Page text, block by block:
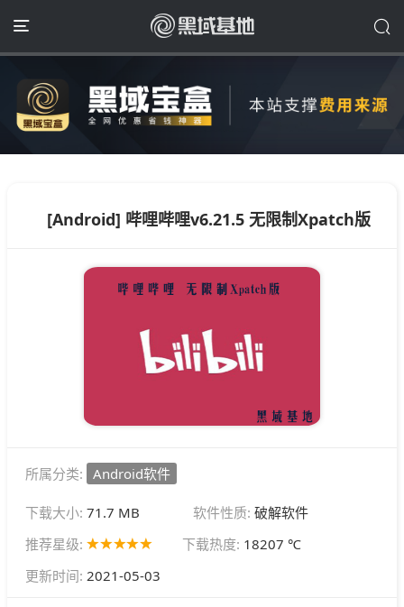
[Android] 哔哩哔哩v6.21.5 无限制Xpatch版
所属分类: Android软件
下载大小: 71.7 MB 软件性质: 破解软件
推荐星级:
下载热度: 18207 ℃
更新时间: 2021-05-03